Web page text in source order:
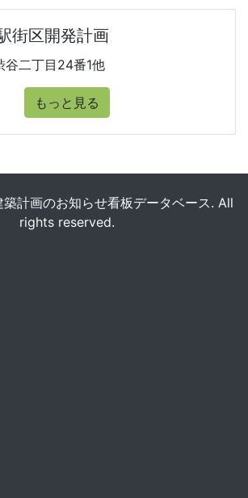
街区開発計画
谷二丁目24番1他
もっと見る
計画のお知らせ看板データベース. All
rights reserved.